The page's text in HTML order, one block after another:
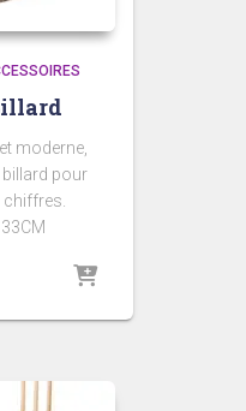
moderne,
billard pour
chiffres.